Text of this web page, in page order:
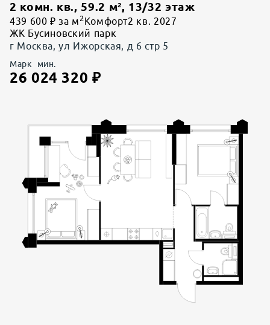
2 комн. кв., 59.2 м², 13/32 этаж
439 600 ₽ за м 2 Комфорт2 кв. 2027
ЖК Бусиновский парк
г Москва, ул Ижорская, д 6 стр 5
Марк мин.
26 024 320 ₽